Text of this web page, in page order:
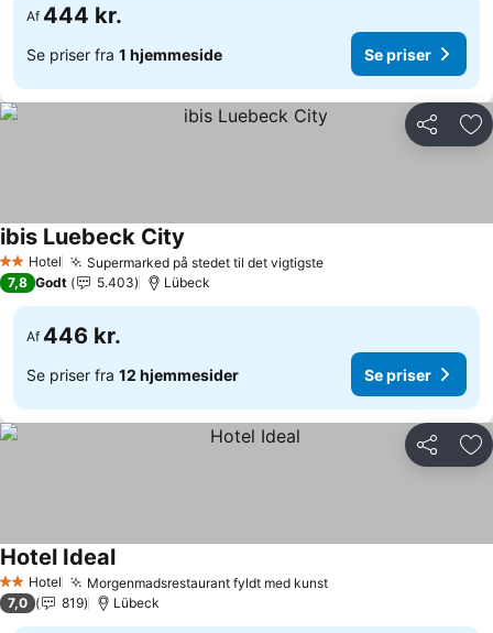
Af 444 kr.
Se priser fra 1 hjemmeside Se priser
Del
2 Stjerner
Hotel Supermarked på stedet til det vigtigste
ibis Luebeck City
7,8 Godt 5.403 Lübeck
Af 446 kr.
Se priser fra 12 hjemmesider Se priser
Del
2 Stjerner
Hotel Morgenmadsrestaurant fyldt med kunst
Hotel Ideal
7,0 819 Lübeck